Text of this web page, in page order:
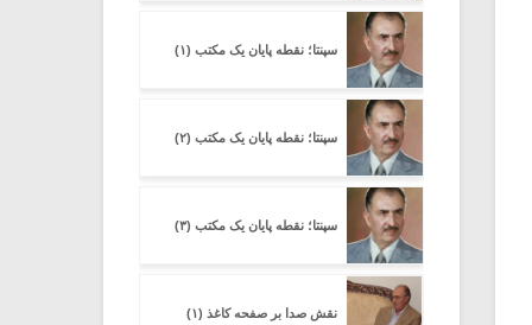
سپنتا؛ نقطه پایان یک مکتب (۱)
سپنتا؛ نقطه پایان یک مکتب (۲)
سپنتا؛ نقطه پایان یک مکتب (۳)
نقش صدا بر صفحه کاغذ (۱)